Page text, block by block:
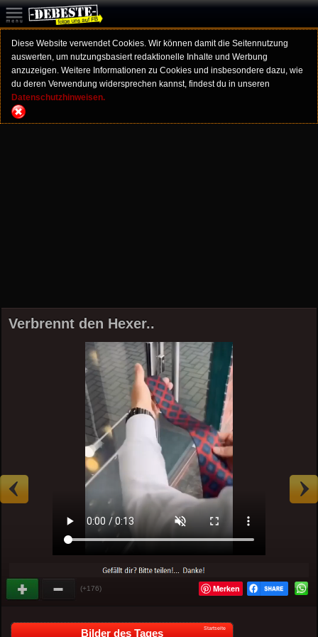
Diese Website verwendet Cookies. Wir können damit die Seitennutzung
auswerten, um nutzungsbasiert redaktionelle Inhalte und Werbung
anzuzeigen. Weitere Informationen zu Cookies und insbesondere dazu, wie
du deren Verwendung widersprechen kannst, findest du in unseren
Datenschutzhinweisen.
Verbrennt den Hexer..
(+176) Merken
Bilder des Tages Startseite